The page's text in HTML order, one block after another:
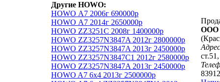
Другие HOWO:
HOWO А7 2006г 690000р
HOWO А7 2014г 2650000р
HOWO ZZ3251C 2008г 1400000р
HOWO ZZ3257N3847A 2012г 2800000р
HOWO ZZ3257N3847A 2013г 2450000р
HOWO ZZ3257N3847C1 2012г 2580000р
HOWO ZZ3257N3847A 2013г 2450000р
HOWO A7 6x4 2013г 2500000р
ООО